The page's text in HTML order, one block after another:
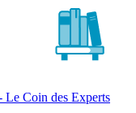
Le Coin des Experts